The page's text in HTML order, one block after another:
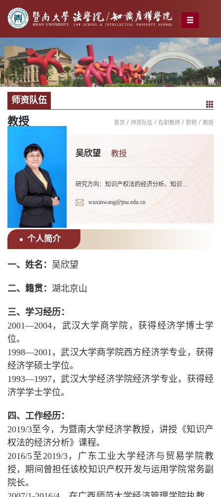
师资队伍
教授 首页 / 师资队伍 / 在职教师 / 职称 / 教授
吴欣望 教授
研究方向：知识产权法的经济分析、知识产权经济学、创新政策、产业组织、宏观经济、世界经济史、中国经济改革、知识产权管理
wuxinwang@jnu.edu.cn
个人简介
一、姓名： 吴欣望
二、籍贯： 湖北京山
三、学习经历：
2001—2004，武汉大学商学院，获得经济学博士学
位。
1998—2001，武汉大学商学院西方经济学专业，获得
经济学硕士学位。
1993—1997，武汉大学经济学院经济学专业，获得经
济学学士学位。
四、工作经历：
2019/3至今，为暨南大学经济学教授，讲授《知识产
权法的经济分析》课程。
2016/5至2019/3，广东工业大学经济与贸易学院教
授，期间曾担任该校知识产权开发与运用学院常务副
院长。